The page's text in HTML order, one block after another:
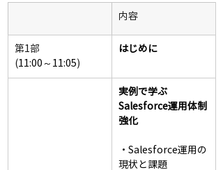
内容
第1部
(11:00～11:05)
はじめに
実例で学ぶ
Salesforce運用体制
強化
・Salesforce運用の
現状と課題